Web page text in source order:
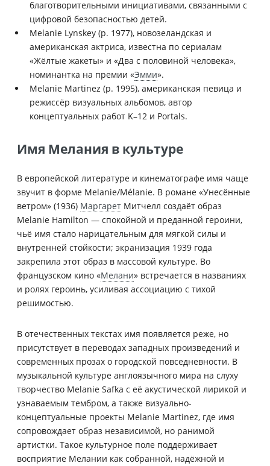
благотворительными инициативами, связанными с
цифровой безопасностью детей.
Melanie Lynskey (р. 1977), новозеландская и
американская актриса, известна по сериалам
«Жёлтые жакеты» и «Два с половиной человека»,
номинантка на премии «Эмми».
Melanie Martinez (р. 1995), американская певица и
режиссёр визуальных альбомов, автор
концептуальных работ K–12 и Portals.
Имя Мелания в культуре
В европейской литературе и кинематографе имя чаще
звучит в форме Melanie/Mélanie. В романе «Унесённые
ветром» (1936) Маргарет Митчелл создаёт образ
Melanie Hamilton — спокойной и преданной героини,
чьё имя стало нарицательным для мягкой силы и
внутренней стойкости; экранизация 1939 года
закрепила этот образ в массовой культуре. Во
французском кино «Мелани» встречается в названиях
и ролях героинь, усиливая ассоциацию с тихой
решимостью.
В отечественных текстах имя появляется реже, но
присутствует в переводах западных произведений и
современных прозах о городской повседневности. В
музыкальной культуре англоязычного мира на слуху
творчество Melanie Safka с её акустической лирикой и
узнаваемым тембром, а также визуально-
концептуальные проекты Melanie Martinez, где имя
сопровождает образ независимой, но ранимой
артистки. Такое культурное поле поддерживает
восприятие Мелании как собранной, надёжной и